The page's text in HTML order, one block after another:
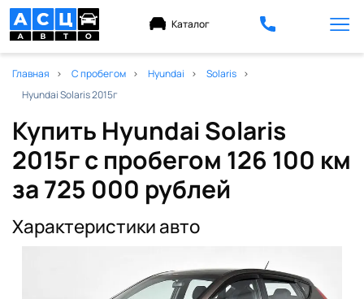
Каталог
Главная С пробегом Hyundai
Solaris
Hyundai Solaris 2015г
Купить Hyundai Solaris
2015г с пробегом 126 100 км
за 725 000 рублей
Характеристики авто